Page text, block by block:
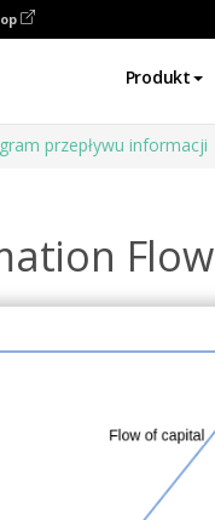
Produkt
przepływu informacji
Flow